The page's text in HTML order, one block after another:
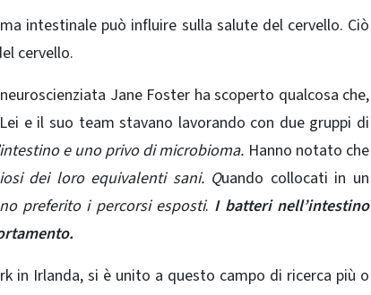
intestinale può influire sulla salute del cervello. Ciò
cervello.
Jane Foster ha scoperto qualcosa che,
e il suo team stavano lavorando con due gruppi di
e uno privo di microbioma. Hanno notato che
dei loro equivalenti sani. Quando collocati in un
preferito i percorsi esposti. I batteri nell’intestino
in Irlanda, si è unito a questo campo di ricerca più o